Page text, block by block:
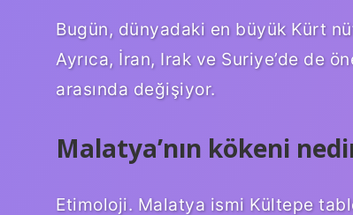
Bugün, dünyadaki en büyük Kürt
Ayrıca, İran, Irak ve Suriye’de de
arasında değişiyor.
Malatya’nın kökeni
Etimoloji. Malatya ismi Kültepe